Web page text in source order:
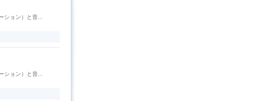
ション）と音...
ション）と音...